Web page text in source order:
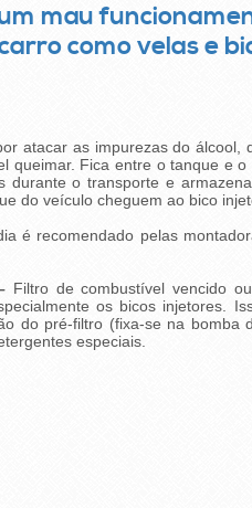
mau
como velas e
atacar as impurezas do álcool,
queimar. Fica entre o tanque e
durante o transporte e
do veículo cheguem ao bico
é recomendado pelas
Filtro de combustível vencido
os bicos injetores.
do pré-filtro (fixa-se na bomba
especiais.